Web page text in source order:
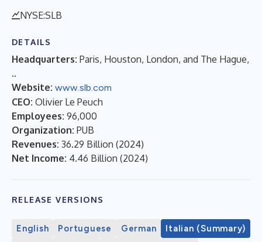
NYSE:SLB
DETAILS
Headquarters: Paris, Houston, London, and The Hague,
..
Website: www.slb.com
CEO: Olivier Le Peuch
Employees: 96,000
Organization: PUB
Revenues: 36.29 Billion (2024)
Net Income: 4.46 Billion (2024)
RELEASE VERSIONS
English Portuguese German
Italian (Summary)